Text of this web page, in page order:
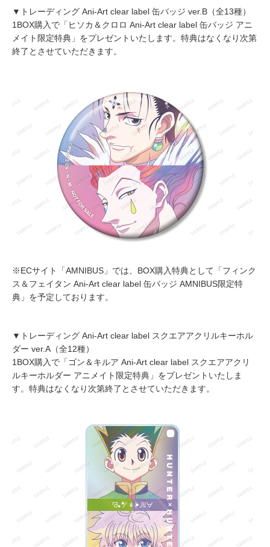
▼トレーディング Ani-Art clear label 缶バッジ ver.B（全13種）
1BOX購入で「ヒソカ＆クロロ Ani-Art clear label 缶バッジ アニ
メイト限定特典」をプレゼントいたします。特典はなくなり次第
終了とさせていただきます。
※ECサイト「AMNIBUS」では、BOX購入特典として「フィンク
ス＆フェイタン Ani-Art clear label 缶バッジ AMNIBUS限定特
典」を予定しております。
▼トレーディング Ani-Art clear label スクエアアクリルキーホル
ダー ver.A（全12種）
1BOX購入で「ゴン＆キルア Ani-Art clear label スクエアアクリ
ルキーホルダー アニメイト限定特典」をプレゼントいたしま
す。特典はなくなり次第終了とさせていただきます。